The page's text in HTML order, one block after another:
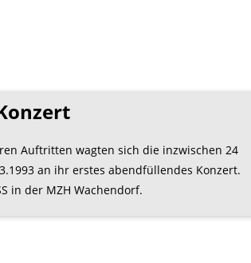
Auftritten wagten sich die inzwischen 24
an ihr erstes abendfüllendes Konzert.
in der MZH Wachendorf.